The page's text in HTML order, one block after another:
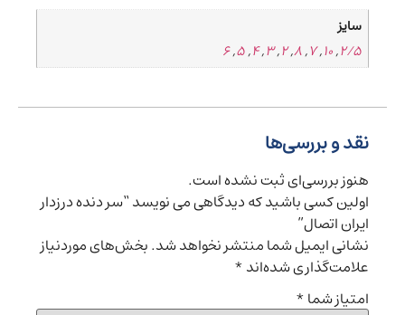
سایز
2/5
,
10
,
7
,
8
,
2
,
3
,
4
,
5
,
6
نقد و بررسی‌ها
هنوز بررسی‌ای ثبت نشده است.
اولین کسی باشید که دیدگاهی می نویسد “سر دنده درزدار
ایران اتصال”
نشانی ایمیل شما منتشر نخواهد شد.بخش‌های موردنیاز
علامت‌گذاری شده‌اند*
امتیاز شما*